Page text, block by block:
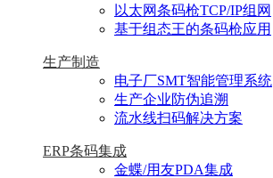
以太网条码枪TCP/IP组网
基于组态王的条码枪应用
生产制造
电子厂SMT智能管理系统
生产企业防伪追溯
流水线扫码解决方案
ERP条码集成
金蝶/用友PDA集成